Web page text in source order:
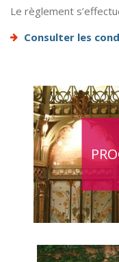
Le règlement
Consulter les